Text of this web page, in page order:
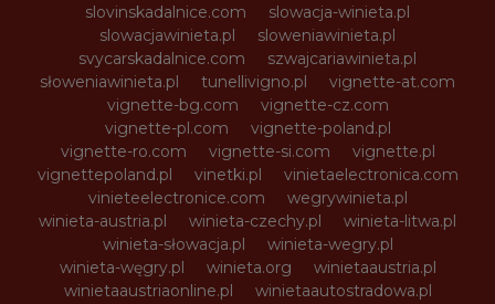
slovinskadalnice.com
slowacja-winieta.pl
slowacjawinieta.pl
sloweniawinieta.pl
svycarskadalnice.com
szwajcariawinieta.pl
słoweniawinieta.pl
tunellivigno.pl
vignette-at.com
vignette-bg.com
vignette-cz.com
vignette-pl.com
vignette-poland.pl
vignette-ro.com
vignette-si.com
vignette.pl
vignettepoland.pl
vinetki.pl
vinietaelectronica.com
vinieteelectronice.com
wegrywinieta.pl
winieta-austria.pl
winieta-czechy.pl
winieta-litwa.pl
winieta-słowacja.pl
winieta-wegry.pl
winieta-węgry.pl
winieta.org
winietaaustria.pl
winietaaustriaonline.pl
winietaautostradowa.pl